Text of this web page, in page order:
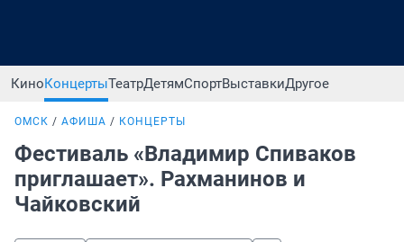
КиноКонцертыТеатрДетямСпортВыставкиДругое
ОМСК АФИША КОНЦЕРТЫ
Фестиваль «Владимир Спиваков
приглашает». Рахманинов и
Чайковский